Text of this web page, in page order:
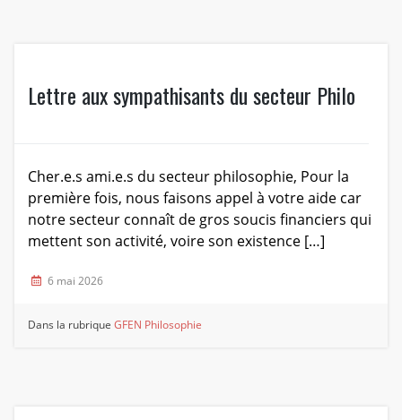
Lettre aux sympathisants du secteur Philo
Cher.e.s ami.e.s du secteur philosophie, Pour la
première fois, nous faisons appel à votre aide car
notre secteur connaît de gros soucis financiers qui
mettent son activité, voire son existence […]
6 mai 2026
Dans la rubriqueGFEN Philosophie